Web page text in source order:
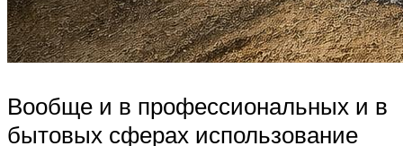
Вообще и в профессиональных и в
бытовых сферах использование